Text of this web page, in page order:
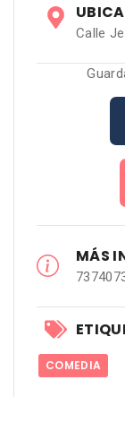
Calle
MÁS
COMEDIA